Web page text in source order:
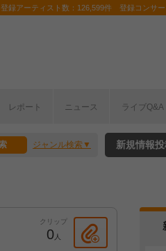
登録アーティスト数：126,599件 登録コンサ
レポート ニュース ライブQ&A
ジャンル検索 新規情報
クリップ
0人